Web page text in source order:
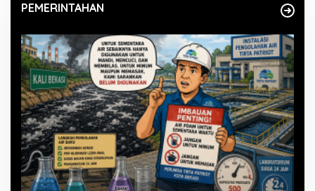
PEMERINTAHAN